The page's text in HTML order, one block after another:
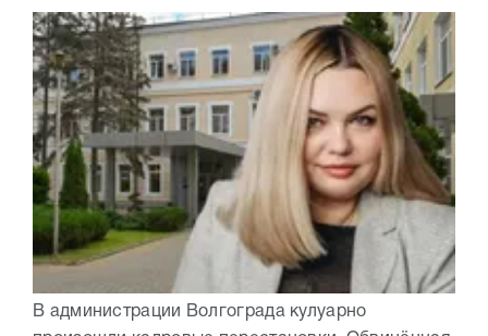
В администрации Волгограда кулуарно